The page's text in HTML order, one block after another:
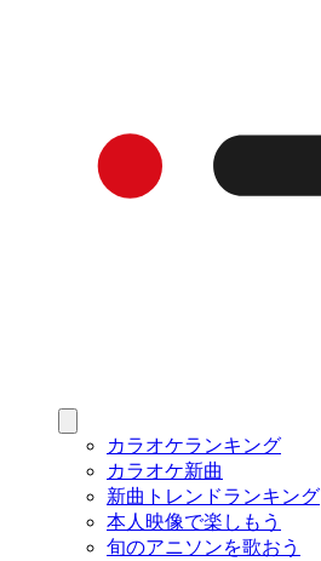
カラオケランキング
カラオケ新曲
新曲トレンドランキング
本人映像で楽しもう
旬のアニソンを歌おう